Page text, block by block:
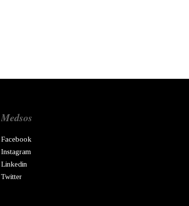
Medsos
Facebook
Instagram
Linkedin
Twitter